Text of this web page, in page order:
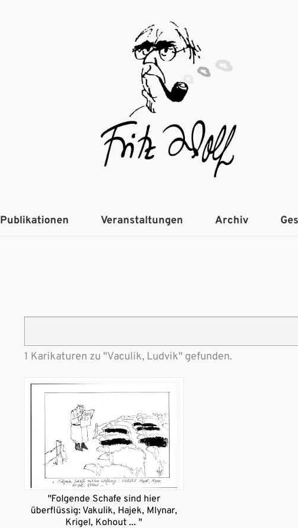
Publikationen Veranstaltungen Archiv
1 Karikaturen zu "Vaculik, Ludvik" gefunden.
"Folgende Schafe sind hier
überflüssig: Vakulik, Hajek, Mlynar,
Krigel, Kohout ... "